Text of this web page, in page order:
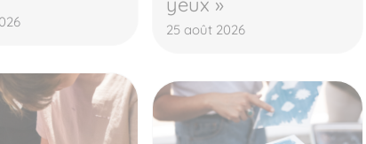
25 août 2026